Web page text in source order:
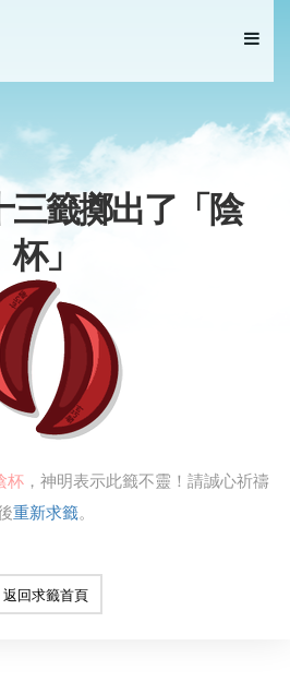
三籤擲出了「陰
杯」
杯 ，神明表示此籤不靈！請誠心祈禱
重新求籤。
返回求籤首頁